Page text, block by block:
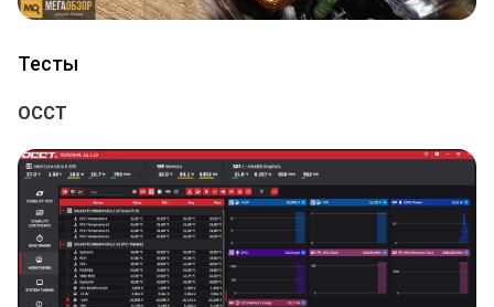
Тесты
OCCT